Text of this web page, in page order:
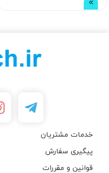
خدمات مشتریان
پیگیری سفارش
قوانین و مقررات